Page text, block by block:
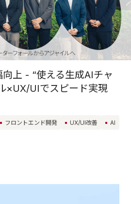
上 - “使える生成AIチャ
×UX/UIでスピード実現
フロントエンド開発 UX/UI改善 AI